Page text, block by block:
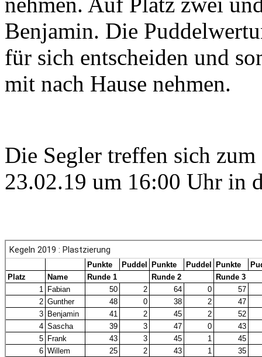
Benjamin. Die
für sich entscheiden und
mit nach Hause nehmen.
Die Segler treffen sich
23.02.19 um 16:00 Uhr in